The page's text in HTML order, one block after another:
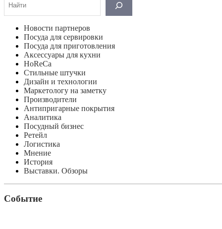
Новости партнеров
Посуда для сервировки
Посуда для приготовления
Аксессуары для кухни
HoReCa
Стильные штучки
Дизайн и технологии
Маркетологу на заметку
Производители
Антипригарные покрытия
Аналитика
Посудный бизнес
Ретейл
Логистика
Мнение
История
Выставки. Обзоры
Событие